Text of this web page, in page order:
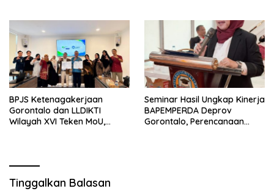
BPJS Ketenagakerjaan
Gorontalo dan LLDIKTI
Wilayah XVI Teken MoU,
Seminar Hasil Ungkap Kinerja
BAPEMPERDA Deprov
Gorontalo, Perencanaan
Tinggalkan Balasan